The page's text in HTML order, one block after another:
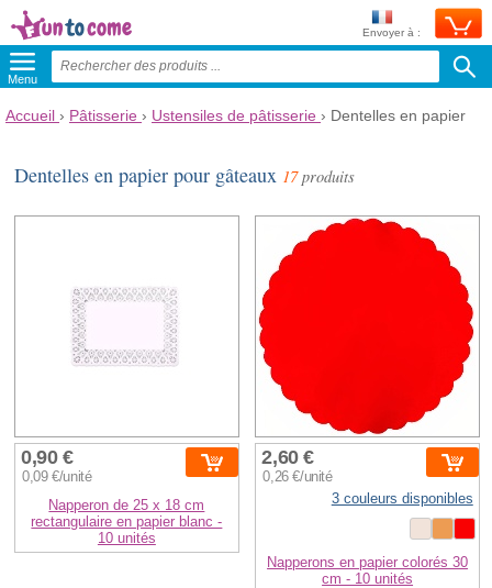
Envoyer à :
Menu
Accueil › Pâtisserie › Ustensiles de pâtisserie › Dentelles en papier
Dentelles en papier pour gâteaux 17produits
0,90 €
0,09 €/unité
Napperon de 25 x 18 cm
rectangulaire en papier blanc -
10 unités
2,60 €
0,26 €/unité
3 couleurs disponibles
Napperons en papier colorés 30
cm - 10 unités